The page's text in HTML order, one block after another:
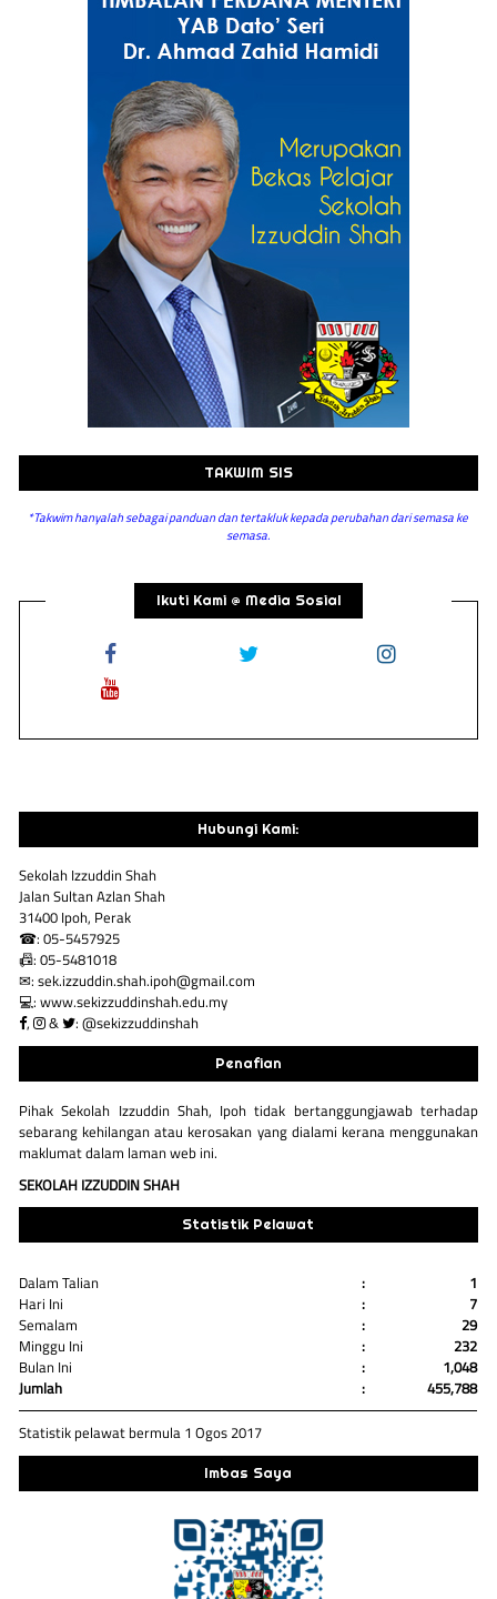
TAKWIM SIS
*Takwim hanyalah sebagai panduan dan tertakluk kepada perubahan dari semasa ke
semasa.
Ikuti Kami @ Media Sosial
Hubungi Kami:
Sekolah Izzuddin Shah
Jalan Sultan Azlan Shah
31400 Ipoh, Perak
☎: 05-5457925
📠: 05-5481018
✉: sek.izzuddin.shah.ipoh@gmail.com
💻: www.sekizzuddinshah.edu.my
,
& : @sekizzuddinshah
Penafian
Pihak Sekolah Izzuddin Shah, Ipoh tidak bertanggungjawab terhadap
sebarang kehilangan atau kerosakan yang dialami kerana menggunakan
maklumat dalam laman web ini.
SEKOLAH IZZUDDIN SHAH
Statistik Pelawat
Dalam Talian
Hari Ini
Semalam
Minggu Ini
Bulan Ini
Jumlah
:
:
:
:
:
:
1
7
29
232
1,048
455,788
Statistik pelawat bermula 1 Ogos 2017
Imbas Saya